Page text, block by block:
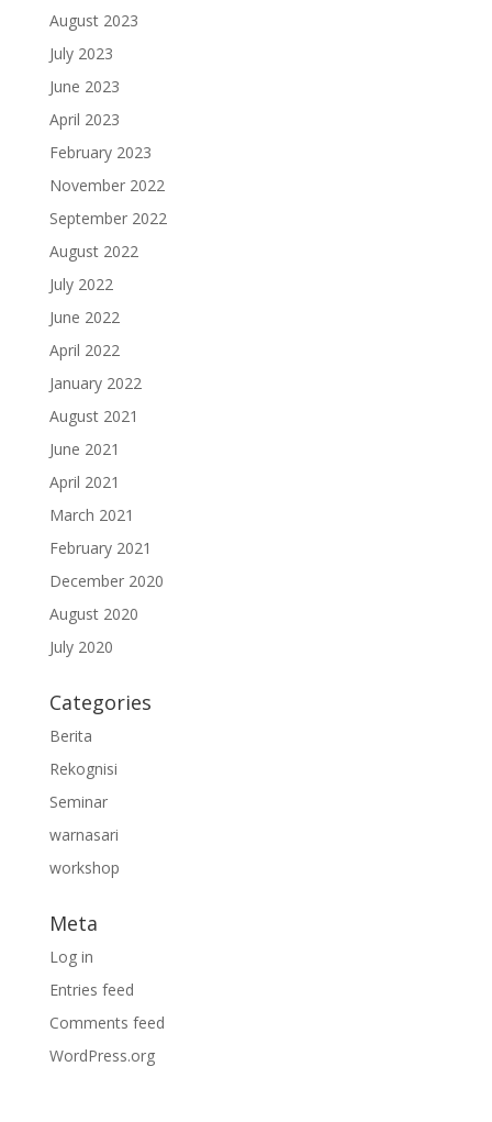
August 2023
July 2023
June 2023
April 2023
February 2023
November 2022
September 2022
August 2022
July 2022
June 2022
April 2022
January 2022
August 2021
June 2021
April 2021
March 2021
February 2021
December 2020
August 2020
July 2020
Categories
Berita
Rekognisi
Seminar
warnasari
workshop
Meta
Log in
Entries feed
Comments feed
WordPress.org